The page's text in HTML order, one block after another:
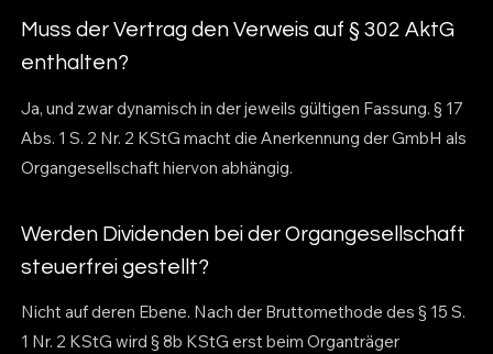
Muss der Vertrag den Verweis auf § 302 AktG
enthalten?
Ja, und zwar dynamisch in der jeweils gültigen Fassung. § 17
Abs. 1 S. 2 Nr. 2 KStG macht die Anerkennung der GmbH als
Organgesellschaft hiervon abhängig.
Werden Dividenden bei der Organgesellschaft
steuerfrei gestellt?
Nicht auf deren Ebene. Nach der Bruttomethode des § 15 S.
1 Nr. 2 KStG wird § 8b KStG erst beim Organträger